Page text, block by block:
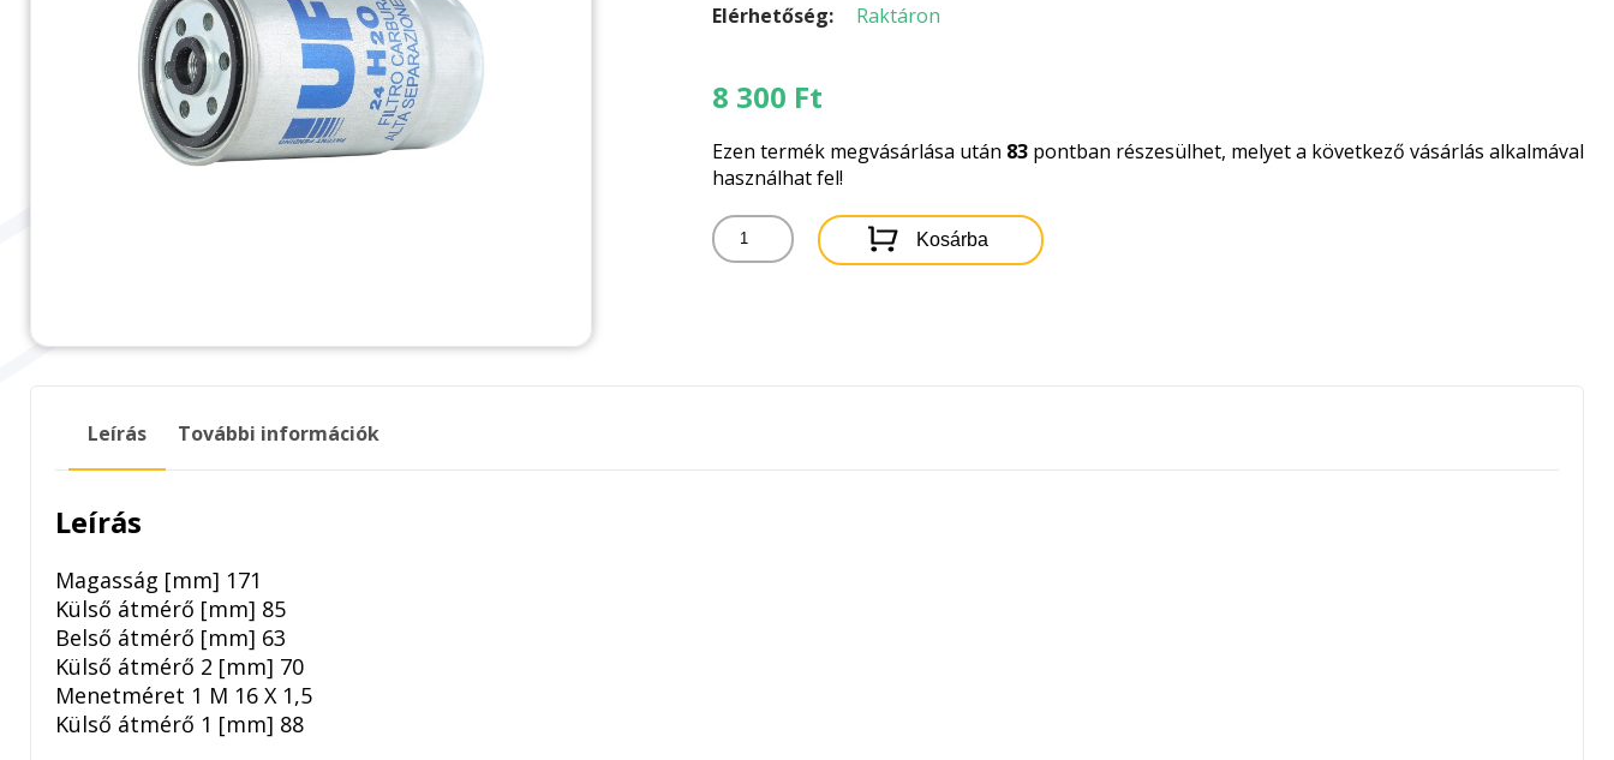
Elérhetőség:
Raktáron
8 300 Ft
Ezen termék megvásárlása után 83pontban részesülhet, melyet a következő vásárlás alkalmával
használhat fel!
24.H2O.04
UFI
Kosárba
Leírás További információk
Leírás
Magasság [mm] 171
Külső átmérő [mm] 85
Belső átmérő [mm] 63
Külső átmérő 2 [mm] 70
Menetméret 1 M 16 X 1,5
Külső átmérő 1 [mm] 88